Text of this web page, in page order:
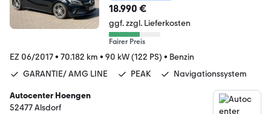
18.990 €
ggf. zzgl. Lieferkosten
Fairer Preis
EZ 06/2017• 70.182 km • 90 kW (122 PS) • Benzin
GARANTIE/ AMG LINE
PEAK Navigationssystem
Autocenter Hoengen
52477 Alsdorf